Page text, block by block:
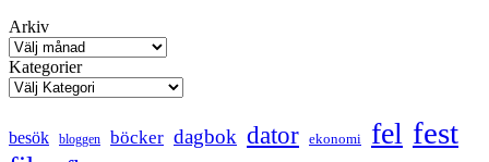
Arkiv
Kategorier
besök bloggen böcker dagbok dator ekonomi fel fest